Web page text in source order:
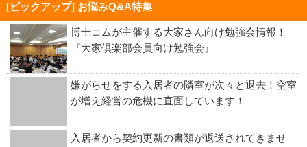
[ピックアップ] お悩みQ&A特集
博士コムが主催する大家さん向け勉強会情報！
『大家倶楽部会員向け勉強会』
嫌がらせをする入居者の隣室が次々と退去！空室
が増え経営の危機に直面しています！
入居者から契約更新の書類が返送されてきませ